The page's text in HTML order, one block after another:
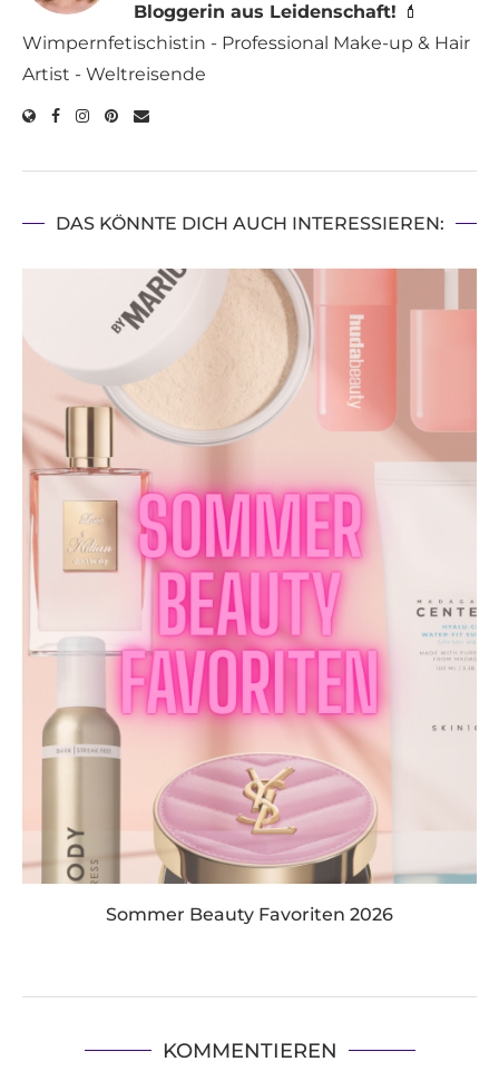
Bloggerin aus Leidenschaft! 💄
Wimpernfetischistin - Professional Make-up & Hair
Artist - Weltreisende
DAS KÖNNTE DICH AUCH INTERESSIEREN:
Sommer Beauty Favoriten 2026
KOMMENTIEREN